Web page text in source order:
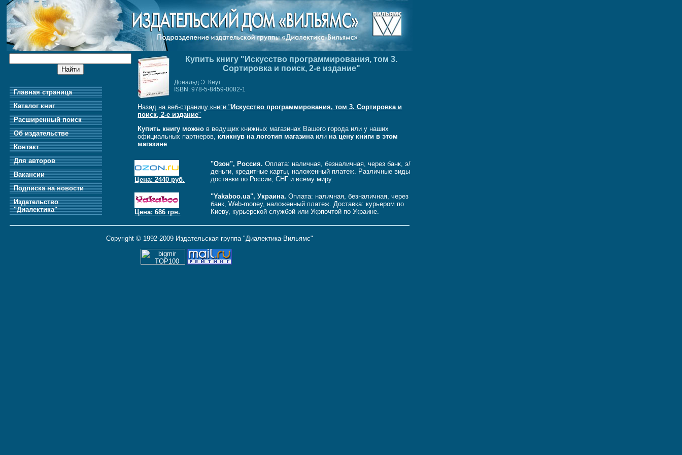
Главная страница
Каталог книг
Расширенный поиск
Об издательстве
Контакт
Для авторов
Вакансии
Подписка на новости
Издательство
"Диалектика"
Купить книгу "Искусство программирования, том 3.
Сортировка и поиск, 2-е издание"
Дональд Э. Кнут
ISBN: 978-5-8459-0082-1
Назад на веб-страницу книги " Искусство программирования, том 3. Сортировка и
поиск, 2-е издание"
Купить книгу можно в ведущих книжных магазинах Вашего города или у наших
официальных партнеров, кликнув на логотип магазинаили на цену книги в этом
магазине:
Цена: 2440 руб.
"Озон", Россия. Оплата: наличная, безналичная, через банк, э/
деньги, кредитные карты, наложенный платеж. Различные виды
доставки по России, СНГ и всему миру.
Цена: 686 грн.
"Yakaboo.ua", Украина. Оплата: наличная, безналичная, через
банк, Web-money, наложенный платеж. Доставка: курьером по
Киеву, курьерской службой или Укрпочтой по Украине.
Copyright © 1992-2009 Издательская группа "Диалектика-Вильямс"